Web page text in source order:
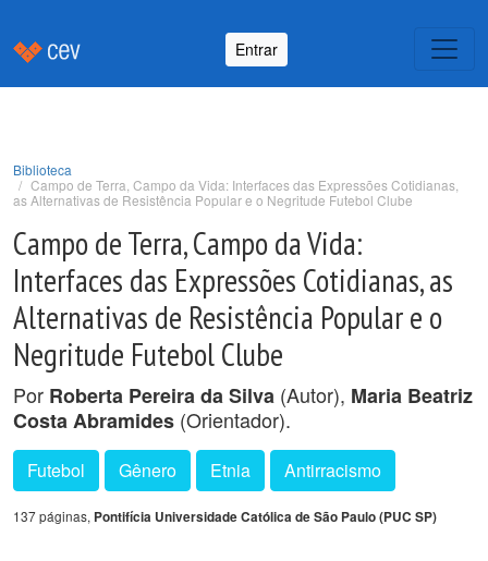
Entrar
Biblioteca
Campo de Terra, Campo da Vida: Interfaces das Expressões Cotidianas,
as Alternativas de Resistência Popular e o Negritude Futebol Clube
Campo de Terra, Campo da Vida:
Interfaces das Expressões Cotidianas, as
Alternativas de Resistência Popular e o
Negritude Futebol Clube
Por Roberta Pereira da Silva (Autor), Maria Beatriz
Costa Abramides (Orientador).
Futebol Gênero Etnia Antirracismo
137 páginas, Pontifícia Universidade Católica de São Paulo (PUC SP)